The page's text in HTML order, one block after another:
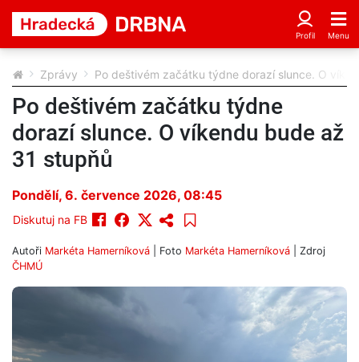
Zprávy Po deštivém začátku týdne dorazí slunce. O
Po deštivém začátku týdne
dorazí slunce. O víkendu bude až
31 stupňů
Pondělí, 6. července 2026, 08:45
Diskutuj na FB
Autoři Markéta Hamerníková | Foto Markéta Hamerníková | Zdroj
ČHMÚ